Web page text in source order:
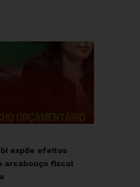
expõe efeitos
arcabouço fiscal